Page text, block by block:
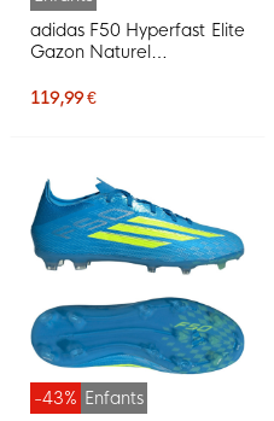
adidas F50 Hyperfast Elite
Gazon Naturel
Enfants Rose Vif Noir
119,99 €
-43% Enfants